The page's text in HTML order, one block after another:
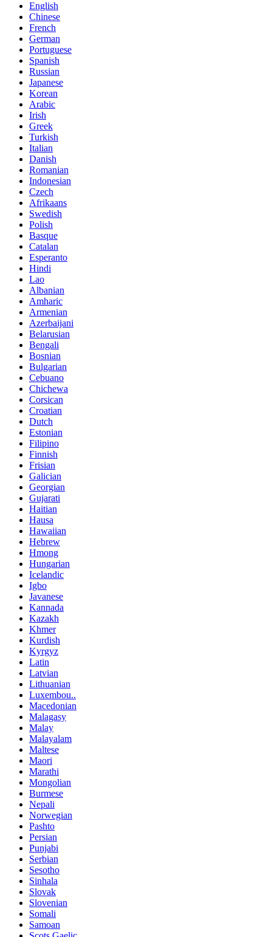
English
Chinese
French
German
Portuguese
Spanish
Russian
Japanese
Korean
Arabic
Irish
Greek
Turkish
Italian
Danish
Romanian
Indonesian
Czech
Afrikaans
Swedish
Polish
Basque
Catalan
Esperanto
Hindi
Lao
Albanian
Amharic
Armenian
Azerbaijani
Belarusian
Bengali
Bosnian
Bulgarian
Cebuano
Chichewa
Corsican
Croatian
Dutch
Estonian
Filipino
Finnish
Frisian
Galician
Georgian
Gujarati
Haitian
Hausa
Hawaiian
Hebrew
Hmong
Hungarian
Icelandic
Igbo
Javanese
Kannada
Kazakh
Khmer
Kurdish
Kyrgyz
Latin
Latvian
Lithuanian
Luxembou..
Macedonian
Malagasy
Malay
Malayalam
Maltese
Maori
Marathi
Mongolian
Burmese
Nepali
Norwegian
Pashto
Persian
Punjabi
Serbian
Sesotho
Sinhala
Slovak
Slovenian
Somali
Samoan